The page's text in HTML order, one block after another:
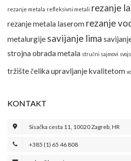
rezanje metala refleksivni metali rezanje
rezanje metala laserom rezanje
metalurgije savijanje lima
strojna obrada metala stručni sajmovi
tržište čelika upravljanje kvalitetom
KONTAKT
Sisačka cesta 11, 10020 Zagreb, HR
+385 (1) 65 46 808